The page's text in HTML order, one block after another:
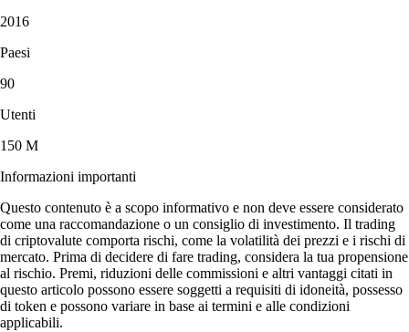
2016
Paesi
90
Utenti
150 M
Informazioni importanti
Questo contenuto è a scopo informativo e non deve essere considerato
come una raccomandazione o un consiglio di investimento. Il trading
di criptovalute comporta rischi, come la volatilità dei prezzi e i rischi di
mercato. Prima di decidere di fare trading, considera la tua propensione
al rischio. Premi, riduzioni delle commissioni e altri vantaggi citati in
questo articolo possono essere soggetti a requisiti di idoneità, possesso
di token e possono variare in base ai termini e alle condizioni
applicabili.